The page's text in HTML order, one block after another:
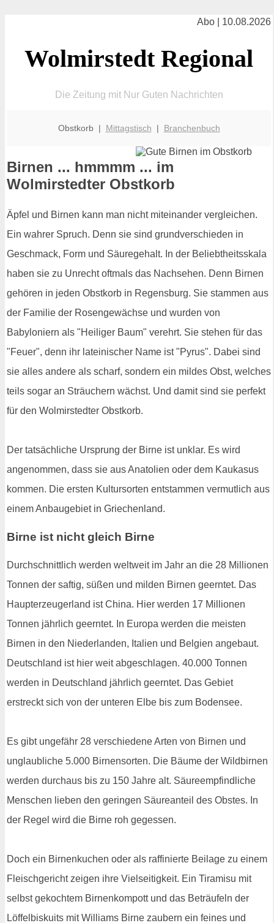
Abo | 10.08.2026
Wolmirstedt Regional
Die Zeitung mit Nur Guten Nachrichten
Obstkorb | Mittagstisch | Branchenbuch
Birnen ... hmmmm ... im
Wolmirstedter Obstkorb
Äpfel und Birnen kann man nicht miteinander vergleichen.
Ein wahrer Spruch. Denn sie sind grundverschieden in
Geschmack, Form und Säuregehalt. In der Beliebtheitsskala
haben sie zu Unrecht oftmals das Nachsehen. Denn Birnen
gehören in jeden Obstkorb in Regensburg. Sie stammen aus
der Familie der Rosengewächse und wurden von
Babyloniern als "Heiliger Baum" verehrt. Sie stehen für das
"Feuer", denn ihr lateinischer Name ist "Pyrus". Dabei sind
sie alles andere als scharf, sondern ein mildes Obst, welches
teils sogar an Sträuchern wächst. Und damit sind sie perfekt
für den Wolmirstedter Obstkorb.
Der tatsächliche Ursprung der Birne ist unklar. Es wird
angenommen, dass sie aus Anatolien oder dem Kaukasus
kommen. Die ersten Kultursorten entstammen vermutlich aus
einem Anbaugebiet in Griechenland.
Birne ist nicht gleich Birne
Durchschnittlich werden weltweit im Jahr an die 28 Millionen
Tonnen der saftig, süßen und milden Birnen geerntet. Das
Haupterzeugerland ist China. Hier werden 17 Millionen
Tonnen jährlich geerntet. In Europa werden die meisten
Birnen in den Niederlanden, Italien und Belgien angebaut.
Deutschland ist hier weit abgeschlagen. 40.000 Tonnen
werden in Deutschland jährlich geerntet. Das Gebiet
erstreckt sich von der unteren Elbe bis zum Bodensee.
Es gibt ungefähr 28 verschiedene Arten von Birnen und
unglaubliche 5.000 Birnensorten. Die Bäume der Wildbirnen
werden durchaus bis zu 150 Jahre alt. Säureempfindliche
Menschen lieben den geringen Säureanteil des Obstes. In
der Regel wird die Birne roh gegessen.
Doch ein Birnenkuchen oder als raffinierte Beilage zu einem
Fleischgericht zeigen ihre Vielseitigkeit. Ein Tiramisu mit
selbst gekochtem Birnenkompott und das Beträufeln der
Löffelbiskuits mit Williams Birne zaubern ein feines und